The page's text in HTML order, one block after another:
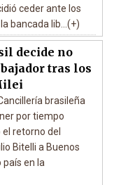
ceder ante los
bancada lib...(+)
decide no
tras los
brasileña
por tiempo
retorno del
Bitelli a Buenos
país en la